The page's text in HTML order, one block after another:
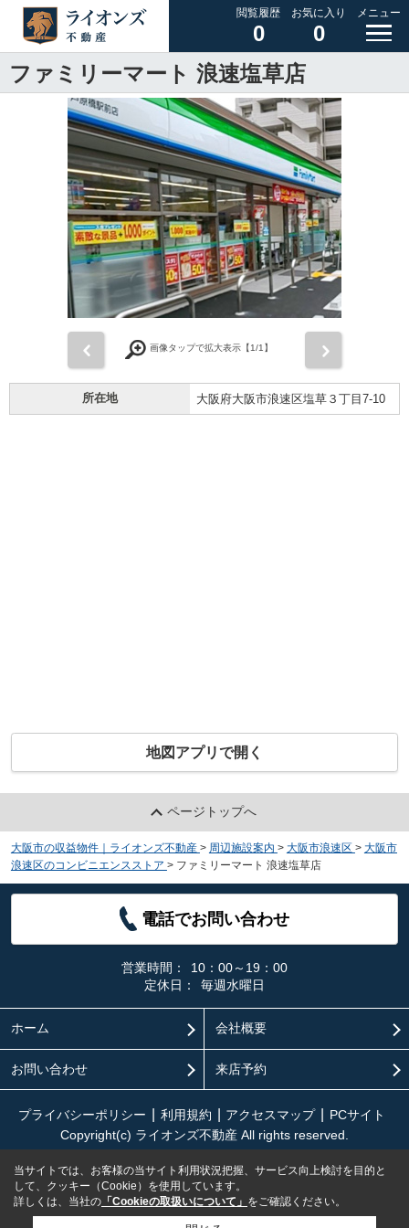
閲覧履歴
0
お気に入り
0
メニュー
ファミリーマート 浪速塩草店
画像タップで拡大表示【1/1】
所在地 大阪府大阪市浪速区塩草３丁目7-10
地図アプリで開く
ページトップへ
大阪市の収益物件｜ライオンズ不動産 > 周辺施設案内 > 大阪市浪速区 > 大阪市
浪速区のコンビニエンスストア > ファミリーマート 浪速塩草店
電話でお問い合わせ
営業時間：
10：00～19：00
定休日：
毎週水曜日
ホーム 会社概要
お問い合わせ 来店予約
プライバシーポリシー 利用規約 アクセスマップ
PCサイト
Copyright(c) ライオンズ不動産 All rights reserved.
当サイトでは、お客様の当サイト利用状況把握、サービス向上検討を目的と
して、クッキー（Cookie）を使用しています。
詳しくは、当社の 「Cookieの取扱いについて」 をご確認ください。